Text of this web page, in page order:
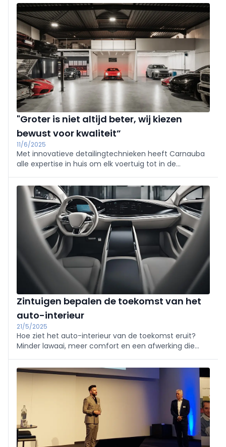
begeleiding samenkomen.
"Groter is niet altijd beter, wij kiezen
bewust voor kwaliteit”
11/6/2025
Met innovatieve detailingtechnieken heeft Carnauba
alle expertise in huis om elk voertuig tot in de
Hoogwaardige tools, een flexibele service en bovenal
een grenzeloze passie voor detail...
Zintuigen bepalen de toekomst van het
auto-interieur
21/5/2025
Hoe ziet het auto-interieur van de toekomst eruit?
Minder lawaai, meer comfort en een afwerking die
en presteert. Ontdek hoe innovatieve coatings alle
zintuigen aanspreken in dit boeiend overzicht van
Stahl.